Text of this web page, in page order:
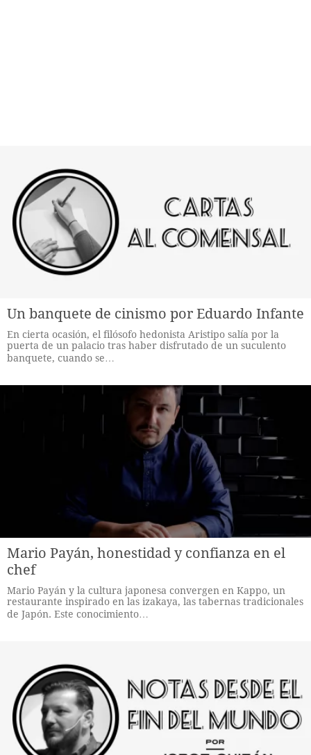
Un banquete de cinismo por Eduardo Infante
En cierta ocasión, el filósofo hedonista Aristipo salía por la
puerta de un palacio tras haber disfrutado de un suculento
banquete, cuando se…
Mario Payán, honestidad y confianza en el
chef
Mario Payán y la cultura japonesa convergen en Kappo, un
restaurante inspirado en las izakaya, las tabernas tradicionales
de Japón. Este conocimiento…